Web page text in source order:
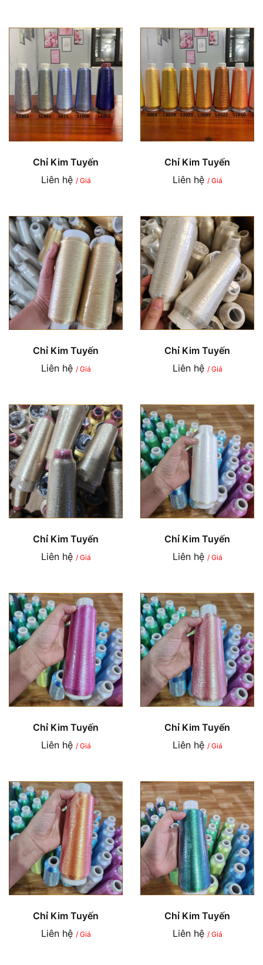
Chỉ Kim Tuyến
Liên hệ / Giá
Chỉ Kim Tuyến
Liên hệ / Giá
Chỉ Kim Tuyến
Liên hệ / Giá
Chỉ Kim Tuyến
Liên hệ / Giá
Chỉ Kim Tuyến
Liên hệ / Giá
Chỉ Kim Tuyến
Liên hệ / Giá
Chỉ Kim Tuyến
Liên hệ / Giá
Chỉ Kim Tuyến
Liên hệ / Giá
Chỉ Kim Tuyến
Liên hệ / Giá
Chỉ Kim Tuyến
Liên hệ / Giá